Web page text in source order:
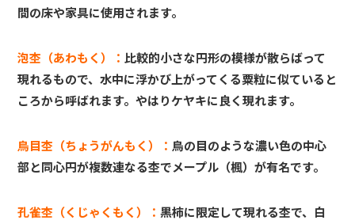
間の床や家具に使用されます。
泡杢（あわもく）： 比較的小さな円形の模様が散らばって
現れるもので、水中に浮かび上がってくる粟粒に似ていると
ころから呼ばれます。やはりケヤキに良く現れます。
鳥目杢（ちょうがんもく）： 鳥の目のような濃い色の中心
部と同心円が複数連なる杢でメープル（楓）が有名です。
孔雀杢（くじゃくもく）：黒柿に限定して現れる杢で、白